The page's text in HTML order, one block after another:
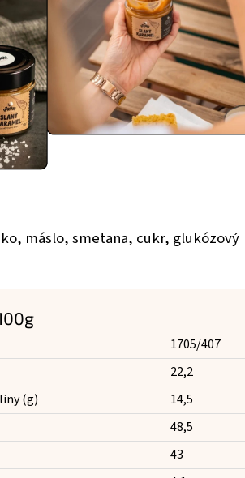
máslo, smetana, cukr, glukózový
1705/407
22,2
(g)
14,5
48,5
43